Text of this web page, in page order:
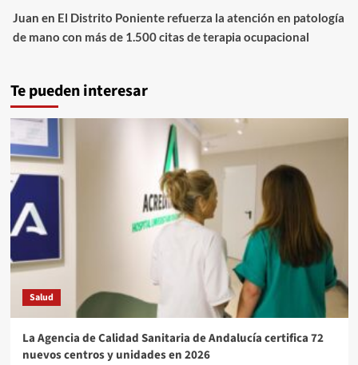
Juan en El Distrito Poniente refuerza la atención en patología
de mano con más de 1.500 citas de terapia ocupacional
Te pueden interesar
Salud
La Agencia de Calidad Sanitaria de Andalucía certifica 72
nuevos centros y unidades en 2026